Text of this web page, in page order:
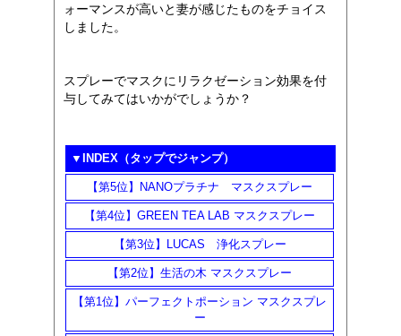
ォーマンスが高いと妻が感じたものをチョイス
しました。
スプレーでマスクにリラクゼーション効果を付
与してみてはいかがでしょうか？
▼INDEX（タップでジャンプ）
【第5位】NANOプラチナ マスクスプレー
【第4位】GREEN TEA LAB マスクスプレー
【第3位】LUCAS 浄化スプレー
【第2位】生活の木 マスクスプレー
【第1位】パーフェクトポーション マスクスプレ
ー